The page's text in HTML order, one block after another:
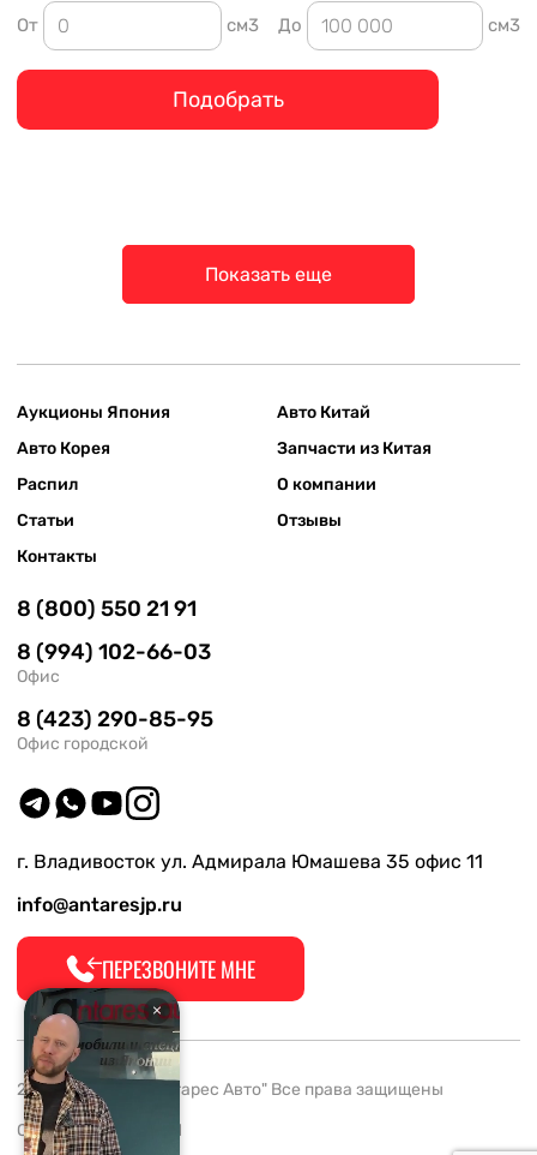
От см3 До см3
Подобрать
Показать еще
Аукционы Япония
Авто Китай
Авто Корея
Запчасти из Китая
Распил
О компании
Статьи
Отзывы
Контакты
8 (800) 550 21 91
8 (994) 102-66-03
Офис
8 (423) 290-85-95
Офис городской
г. Владивосток ул. Адмирала Юмашева 35 офис 11
info@antaresjp.ru
ПЕРЕЗВОНИТЕ МНЕ
2008-2026 ООО "Антарес Авто" Все права защищены
ОГРН 1132537005061